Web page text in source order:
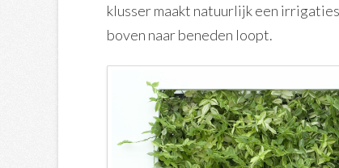
klusser maakt natuurlijk een
boven naar beneden loopt.